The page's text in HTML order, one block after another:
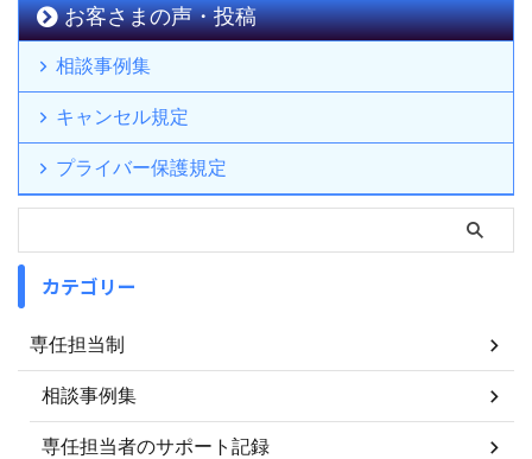
お客さまの声・投稿
相談事例集
キャンセル規定
プライバー保護規定
カテゴリー
専任担当制
相談事例集
専任担当者のサポート記録